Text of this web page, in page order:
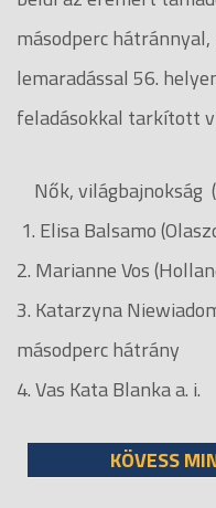
másodperc
lemaradással 56.
feladásokkal tarkított
Nők, világbajnokság
1. Elisa Balsamo
2. Marianne Vos
3. Katarzyna
másodperc hátrány
4. Vas Kata Blanka a. i.
KÖVESS